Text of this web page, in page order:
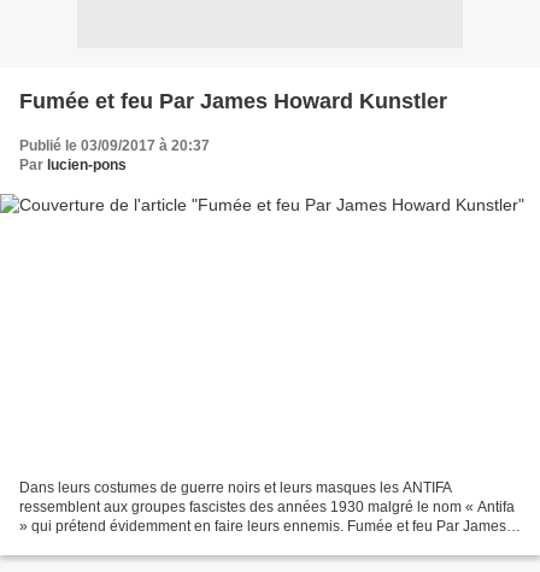
Fumée et feu Par James Howard Kunstler
Publié le 03/09/2017 à 20:37
Par lucien-pons
Dans leurs costumes de guerre noirs et leurs masques les ANTIFA
ressemblent aux groupes fascistes des années 1930 malgré le nom « Antifa
» qui prétend évidemment en faire leurs ennemis. Fumée et feu Par James